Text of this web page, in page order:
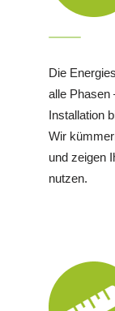
Die
alle Phasen
Installation
Wir
und zeigen
nutzen.